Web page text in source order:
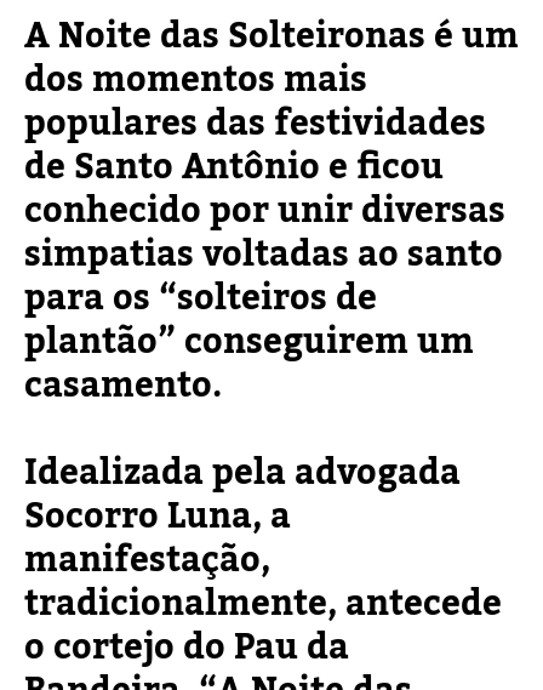
A Noite das Solteironas é um
dos momentos mais
populares das festividades
de Santo Antônio e ficou
conhecido por unir diversas
simpatias voltadas ao santo
para os “solteiros de
plantão” conseguirem um
casamento.
Idealizada pela advogada
Socorro Luna, a
manifestação,
tradicionalmente, antecede
o cortejo do Pau da